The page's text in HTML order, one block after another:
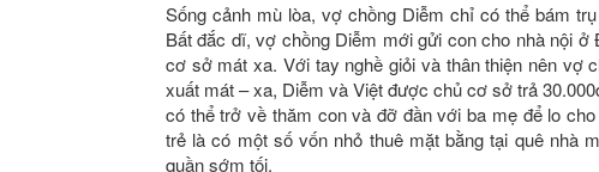
Sống cảnh mù lòa, vợ chồng Diễm chỉ có thể bám
Bất đắc dĩ, vợ chồng Diễm mới gửi con cho nhà nội
cơ sở mát xa. Với tay nghề giỏi và thân thiện nên vợ
xuất mát – xa, Diễm và Việt được chủ cơ sở trả
có thể trở về thăm con và đỡ đần với ba mẹ để lo
trẻ là có một số vốn nhỏ thuê mặt bằng tại quê nhà
quần sớm tối.